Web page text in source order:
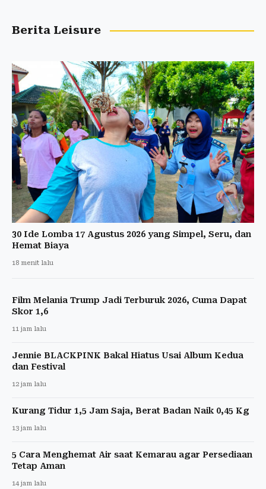
Berita Leisure
30 Ide Lomba 17 Agustus 2026 yang Simpel, Seru, dan
Hemat Biaya
18 menit lalu
Film Melania Trump Jadi Terburuk 2026, Cuma Dapat
Skor 1,6
11 jam lalu
Jennie BLACKPINK Bakal Hiatus Usai Album Kedua
dan Festival
12 jam lalu
Kurang Tidur 1,5 Jam Saja, Berat Badan Naik 0,45 Kg
13 jam lalu
5 Cara Menghemat Air saat Kemarau agar Persediaan
Tetap Aman
14 jam lalu